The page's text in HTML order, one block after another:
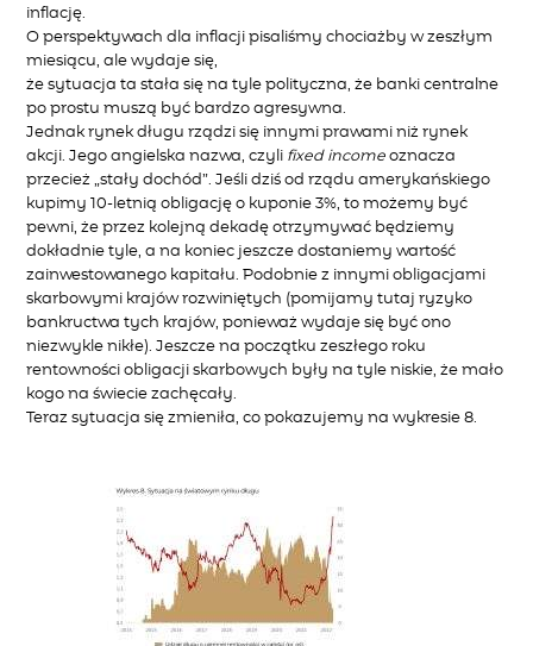
inflację.
O perspektywach dla inflacji pisaliśmy chociażby w zeszłym
miesiącu, ale wydaje się,
że sytuacja ta stała się na tyle polityczna, że banki centralne
po prostu muszą być bardzo agresywna.
Jednak rynek długu rządzi się innymi prawami niż rynek
akcji. Jego angielska nazwa, czyli fixed income oznacza
przecież „stały dochód”. Jeśli dziś od rządu amerykańskiego
kupimy 10-letnią obligację o kuponie 3%, to możemy być
pewni, że przez kolejną dekadę otrzymywać będziemy
dokładnie tyle, a na koniec jeszcze dostaniemy wartość
zainwestowanego kapitału. Podobnie z innymi obligacjami
skarbowymi krajów rozwiniętych (pomijamy tutaj ryzyko
bankructwa tych krajów, ponieważ wydaje się być ono
niezwykle nikłe). Jeszcze na początku zeszłego roku
rentowności obligacji skarbowych były na tyle niskie, że mało
kogo na świecie zachęcały.
Teraz sytuacja się zmieniła, co pokazujemy na wykresie 8.